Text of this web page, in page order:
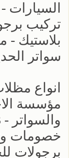
تركيب
بلاستيك -
سواتر
انواع
مؤسسة
خصومات
برجولات